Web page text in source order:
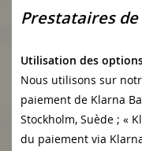
Prestataires
Utilisation des
Nous utilisons sur
paiement de Klarna
Stockholm, Suède ; «
du paiement via